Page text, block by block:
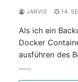
JARVIS 14.
Als ich ein
Docker
ausführen des
……